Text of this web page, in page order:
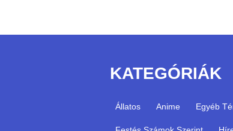
KATEGÓRIÁK
Állatos Anime Egyéb